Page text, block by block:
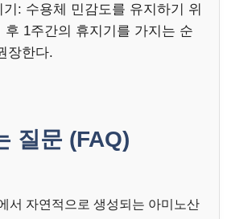
기: 수용체 민감도를 유지하기 위
후 1주간의 휴지기를 가지는 순
장한다.
질문 (FAQ)
서 자연적으로 생성되는 아미노산